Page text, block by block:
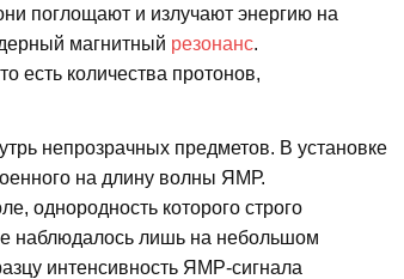
поглощают и излучают энергию на
магнитный резонанс.
есть количества протонов,
непрозрачных предметов. В установке
на длину волны ЯМР.
однородность которого строго
наблюдалось лишь на небольшом
интенсивность ЯМР-сигнала